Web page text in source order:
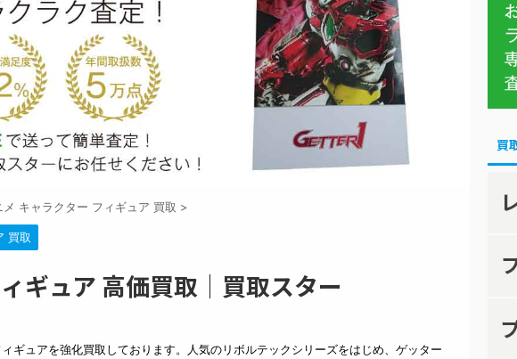
メ キャラクター フィギュア 買取 >
買取
ギュア 高価買取｜買取スター
ギュアを強化買取しております。人気のリボルテックシリーズをはじめ、ゲッター
買